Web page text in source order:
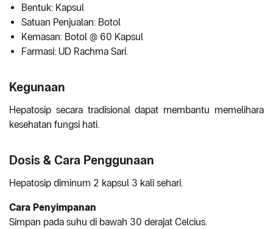
Bentuk: Kapsul
Satuan Penjualan: Botol
Kemasan: Botol @ 60 Kapsul
Farmasi: UD Rachma Sari.
Kegunaan
Hepatosip secara tradisional dapat membantu memelihara
kesehatan fungsi hati.
Dosis & Cara Penggunaan
Hepatosip diminum 2 kapsul 3 kali sehari.
Cara Penyimpanan
Simpan pada suhu di bawah 30 derajat Celcius.